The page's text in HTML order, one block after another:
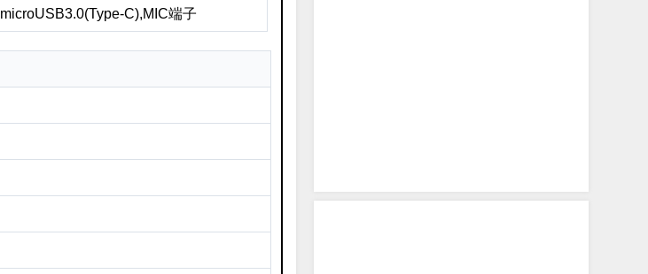
microUSB3.0(Type-C),MIC端子